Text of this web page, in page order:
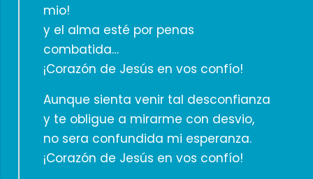
mio!
y el alma esté por penas
combatida…
¡Corazón de Jesús en vos confío!
Aunque sienta venir tal desconfianza
y te obligue a mirarme con desvio,
no sera confundida mi esperanza.
¡Corazón de Jesús en vos confío!